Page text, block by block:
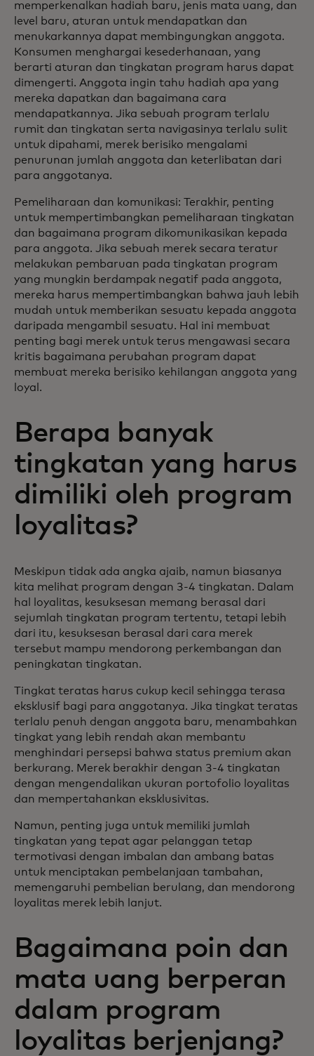
memperkenalkan hadiah baru, jenis mata uang, dan
level baru, aturan untuk mendapatkan dan
menukarkannya dapat membingungkan anggota.
Konsumen menghargai kesederhanaan, yang
berarti aturan dan tingkatan program harus dapat
dimengerti. Anggota ingin tahu hadiah apa yang
mereka dapatkan dan bagaimana cara
mendapatkannya. Jika sebuah program terlalu
rumit dan tingkatan serta navigasinya terlalu sulit
untuk dipahami, merek berisiko mengalami
penurunan jumlah anggota dan keterlibatan dari
para anggotanya.
Pemeliharaan dan komunikasi: Terakhir, penting
untuk mempertimbangkan pemeliharaan tingkatan
dan bagaimana program dikomunikasikan kepada
para anggota. Jika sebuah merek secara teratur
melakukan pembaruan pada tingkatan program
yang mungkin berdampak negatif pada anggota,
mereka harus mempertimbangkan bahwa jauh lebih
mudah untuk memberikan sesuatu kepada anggota
daripada mengambil sesuatu. Hal ini membuat
penting bagi merek untuk terus mengawasi secara
kritis bagaimana perubahan program dapat
membuat mereka berisiko kehilangan anggota yang
loyal.
Berapa banyak
tingkatan yang harus
dimiliki oleh program
loyalitas?
Meskipun tidak ada angka ajaib, namun biasanya
kita melihat program dengan 3-4 tingkatan. Dalam
hal loyalitas, kesuksesan memang berasal dari
sejumlah tingkatan program tertentu, tetapi lebih
dari itu, kesuksesan berasal dari cara merek
tersebut mampu mendorong perkembangan dan
peningkatan tingkatan.
Tingkat teratas harus cukup kecil sehingga terasa
eksklusif bagi para anggotanya. Jika tingkat teratas
terlalu penuh dengan anggota baru, menambahkan
tingkat yang lebih rendah akan membantu
menghindari persepsi bahwa status premium akan
berkurang. Merek berakhir dengan 3-4 tingkatan
dengan mengendalikan ukuran portofolio loyalitas
dan mempertahankan eksklusivitas.
Namun, penting juga untuk memiliki jumlah
tingkatan yang tepat agar pelanggan tetap
termotivasi dengan imbalan dan ambang batas
untuk menciptakan pembelanjaan tambahan,
memengaruhi pembelian berulang, dan mendorong
loyalitas merek lebih lanjut.
Bagaimana poin dan
mata uang berperan
dalam program
loyalitas berjenjang?